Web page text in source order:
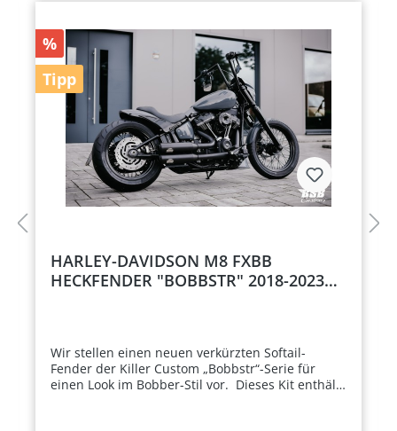
%
Tipp
HARLEY-DAVIDSON M8 FXBB
HECKFENDER "BOBBSTR" 2018-2023
Wir stellen einen neuen verkürzten Softail-
Fender der Killer Custom „Bobbstr“-Serie für
einen Look im Bobber-Stil vor. Dieses Kit enthält